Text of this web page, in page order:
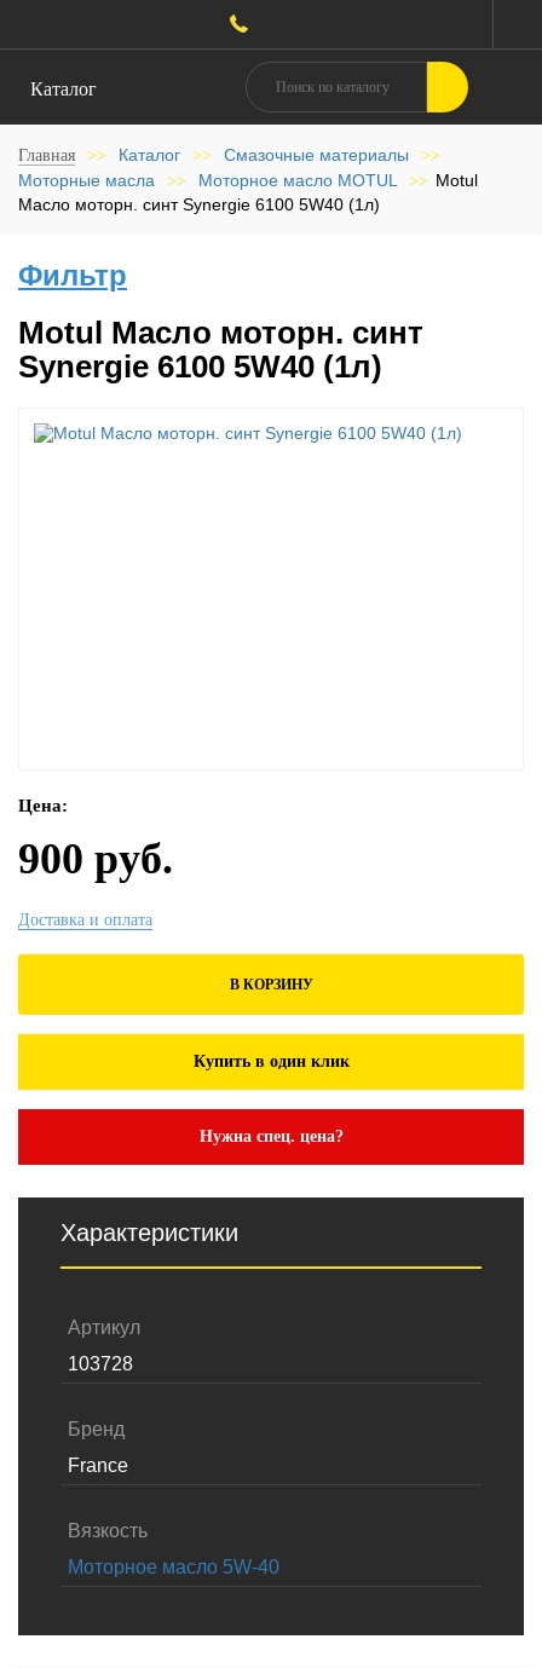
Каталог
Главная >> Каталог >> Смазочные материалы >>
Моторные масла >> Моторное масло MOTUL >> Motul
Масло моторн. синт Synergie 6100 5W40 (1л)
Фильтр
Motul Масло моторн. синт
Synergie 6100 5W40 (1л)
Цена:
900 руб.
Доставка и оплата
В КОРЗИНУ
Купить в один клик
Нужна спец. цена?
Характеристики
Артикул
103728
Бренд
France
Вязкость
Моторное масло 5W-40